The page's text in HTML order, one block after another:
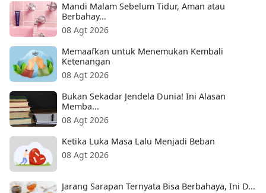
Mandi Malam Sebelum Tidur, Aman atau
Berbahay...
08 Agt 2026
Memaafkan untuk Menemukan Kembali
Ketenangan
08 Agt 2026
Bukan Sekadar Jendela Dunia! Ini Alasan
Memba...
08 Agt 2026
Ketika Luka Masa Lalu Menjadi Beban
08 Agt 2026
Jarang Sarapan Ternyata Bisa Berbahaya, Ini D...